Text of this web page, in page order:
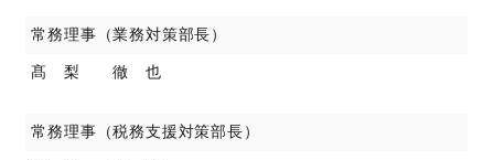
常務理事（業務対策部長）
髙 梨 徹 也
常務理事（税務支援対策部長）